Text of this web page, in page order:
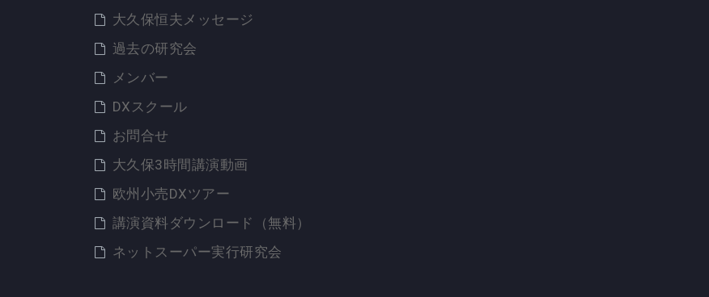
大久保恒夫メッセージ
過去の研究会
メンバー
DXスクール
お問合せ
大久保3時間講演動画
欧州小売DXツアー
講演資料ダウンロード（無料）
ネットスーパー実行研究会